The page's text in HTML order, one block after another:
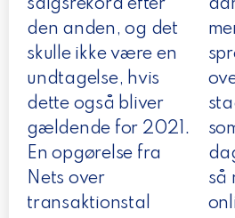
salgsrekord efter
den anden, og det
skulle ikke være en
undtagelse, hvis
dette også bliver
gældende for 2021.
En opgørelse fra
Nets over
transaktionstal
så